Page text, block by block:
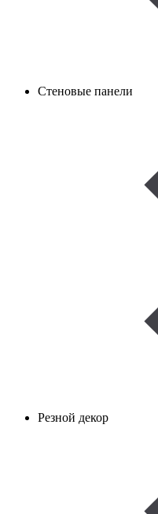
Стеновые панели
Резной декор